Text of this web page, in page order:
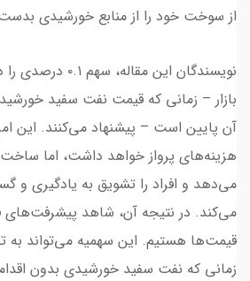
از سوخت خود را از منابع خورشیدی
نویسندگان این
بازار – زمانی که قیمت نفت سفید
آن پایین است – پیشنهاد می‌کنند. این
هزینه‌های پرواز خواهد داشت، اما ساخت
می‌دهد و افراد را تشویق به یادگیری
می‌کند. در نتیجه آن، شاهد
قیمت‌ها هستیم. این سهمیه می‌تواند به
زمانی که نفت سفید خورشیدی بدون